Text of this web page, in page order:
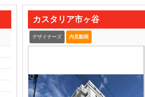
カスタリア市ヶ谷
デザイナーズ 内見動画